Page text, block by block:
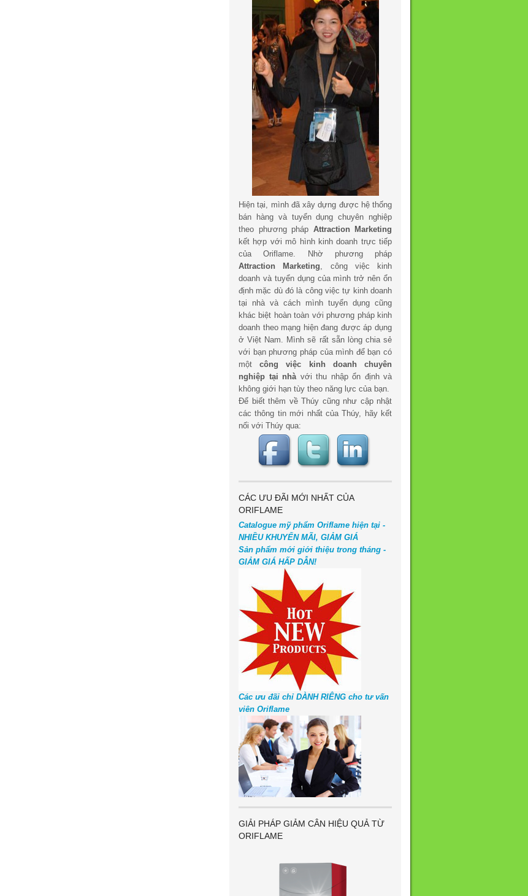
Hiện tại, mình đã xây dựng được hệ thống
bán hàng và tuyển dụng chuyên nghiệp
theo phương pháp Attraction Marketing
kết hợp với mô hình kinh doanh trực tiếp
của Oriflame. Nhờ phương pháp
Attraction Marketing, công việc kinh
doanh và tuyển dụng của mình trở nên ổn
định mặc dù đó là công việc tự kinh doanh
tại nhà và cách mình tuyển dụng cũng
khác biệt hoàn toàn với phương pháp kinh
doanh theo mạng hiện đang được áp dụng
ở Việt Nam. Mình sẽ rất sẵn lòng chia sẻ
với bạn phương pháp của mình để bạn có
mộtcông việc kinh doanh chuyên
nghiệp tại nhàvới thu nhập ổn định và
không giới hạn tùy theo năng lực của bạn.
Để biết thêm về Thúy cũng như cập nhật
các thông tin mới nhất của Thúy, hãy kết
nối với Thúy qua:
CÁC ƯU ĐÃI MỚI NHẤT CỦA
ORIFLAME
Catalogue mỹ phẩm Oriflame hiện tại -
NHIỀU KHUYẾN MÃI, GIẢM GIÁ
Sản phẩm mới giới thiệu trong tháng -
GIẢM GIÁ HẤP DẪN!
Các ưu đãi chỉ DÀNH RIÊNG cho tư vấn
viên Oriflame
GIẢI PHÁP GIẢM CÂN HIỆU QUẢ TỪ
ORIFLAME